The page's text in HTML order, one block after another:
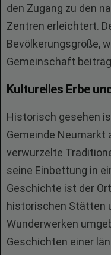
den Zugang zu den
Zentren erleichtert.
Bevölkerungsgröße,
Gemeinschaft
Kulturelles Erbe
Historisch gesehen
Gemeinde Neumarkt
verwurzelte
seine Einbettung in
Geschichte ist der
historischen Stätten
Wunderwerken
Geschichten einer